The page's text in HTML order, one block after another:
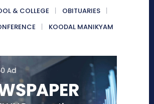
& COLLEGE
OBITUARIES
KOODAL MANIKYAM